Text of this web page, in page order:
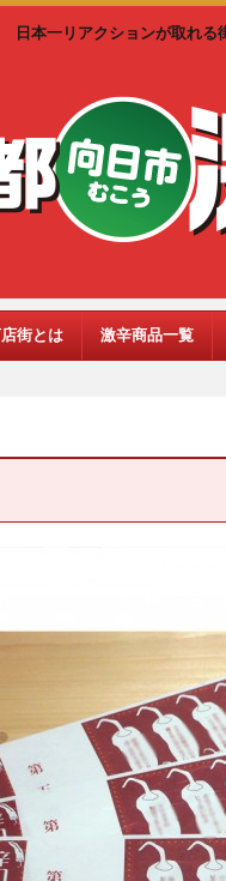
日本一リアクションが取れ
街とは 激辛商品一覧